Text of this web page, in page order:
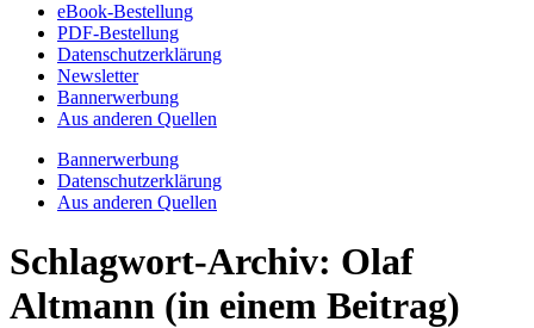
eBook-Bestellung
PDF-Bestellung
Datenschutzerklärung
Newsletter
Bannerwerbung
Aus anderen Quellen
Bannerwerbung
Datenschutzerklärung
Aus anderen Quellen
Schlagwort-Archiv: Olaf
Altmann (in einem Beitrag)